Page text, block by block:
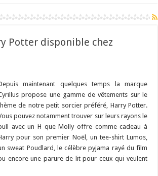
Potter disponible chez
maintenant quelques temps la marque
propose une gamme de vêtements sur le
de notre petit sorcier préféré, Harry Potter.
pouvez notamment trouver sur leurs rayons le
avec un H que Molly offre comme cadeau à
pour son premier Noël, un tee-shirt Lumos,
sweat Poudlard, le célèbre pyjama rayé du film
encore une parure de lit pour ceux qui veulent